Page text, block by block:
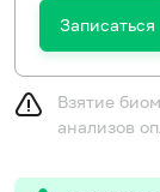
Записаться
Взятие
анализов